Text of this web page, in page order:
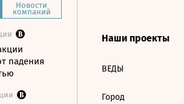
Новости
компаний
падения
Наши проекты
ВЕДЫ
Город